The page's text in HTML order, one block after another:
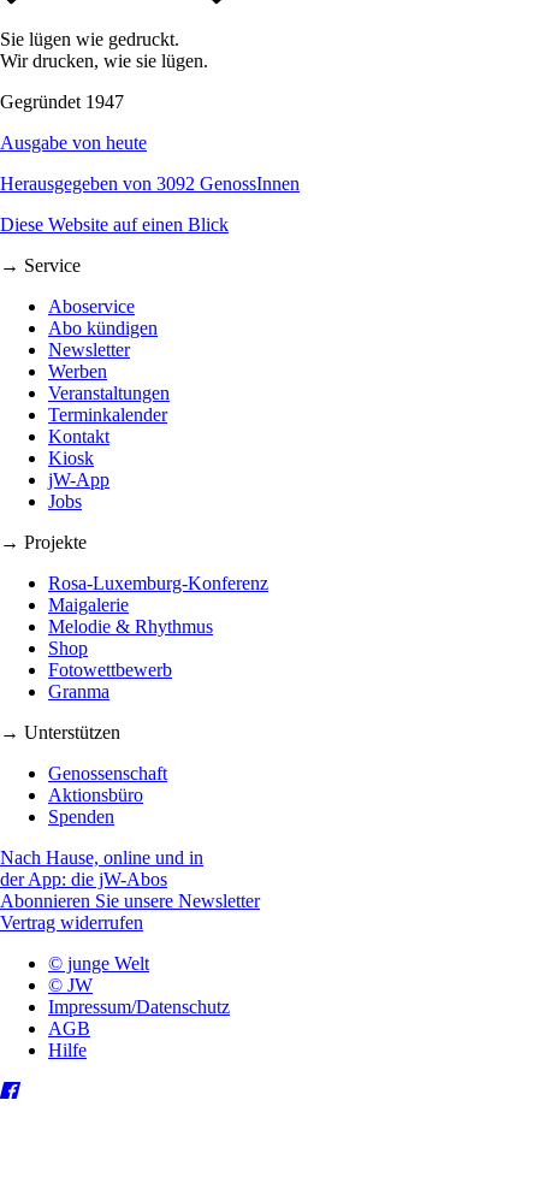
Sie lügen wie gedruckt.
Wir drucken, wie sie lügen.
Gegründet 1947
Ausgabe von heute
Herausgegeben von 3092 GenossInnen
Diese Website auf einen Blick
→ Service
Aboservice
Abo kündigen
Newsletter
Werben
Veranstaltungen
Terminkalender
Kontakt
Kiosk
jW-App
Jobs
→ Projekte
Rosa-Luxemburg-Konferenz
Maigalerie
Melodie & Rhythmus
Shop
Fotowettbewerb
Granma
→ Unterstützen
Genossenschaft
Aktionsbüro
Spenden
Nach Hause, online und in
der App: die jW-Abos
Abonnieren Sie unsere Newsletter
Vertrag widerrufen
© junge Welt
© JW
Impressum/Datenschutz
AGB
Hilfe